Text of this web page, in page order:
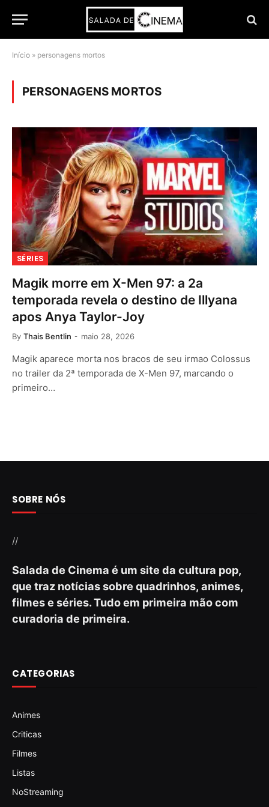
Início » personagens mortos
PERSONAGENS MORTOS
SÉRIES
Magik morre em X-Men 97: a 2a
temporada revela o destino de Illyana
apos Anya Taylor-Joy
By Thais Bentlin maio 28, 2026
Magik aparece morta nos bracos de seu irmao Colossus
no trailer da 2ª temporada de X-Men 97, marcando o
primeiro…
SOBRE NÓS
//
Salada de Cinema é um site da cultura pop,
que traz notícias sobre quadrinhos, animes,
filmes e séries. Tudo em primeira mão com
curadoria de primeira.
CATEGORIAS
Animes
Criticas
Filmes
Listas
NoStreaming